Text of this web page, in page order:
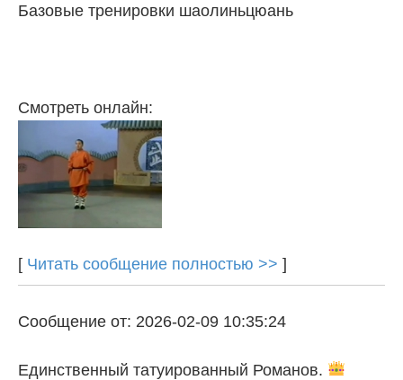
Базовые тренировки шаолиньцюань
Смотреть онлайн:
[ Читать сообщение полностью >> ]
Сообщение от: 2026-02-09 10:35:24
Единственный татуированный Романов.